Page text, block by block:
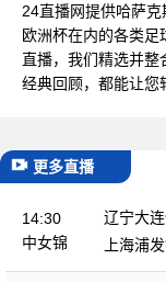
24直播网提供哈萨
欧洲杯在内的各类
直播，我们精选并
经典回顾，都能让您
更多直播
14:30
中女锦
辽宁大
上海浦